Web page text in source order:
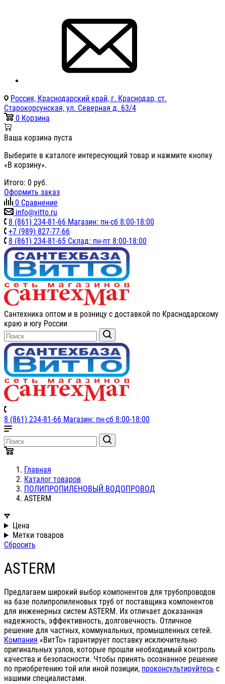
Россия, Краснодарский край, г. Краснодар, ст.
Старокорсунская, ул. Северная д. 63/4
0 Корзина
Ваша корзина пуста
Выберите в каталоге интересующий товар и нажмите кнопку
«В корзину».
Итого: 0 руб.
Оформить заказ
0 Сравнение
info@vitto.ru
8 (861) 234-81-66 Магазин: пн-сб 8:00-18:00
+7 (989) 827-77-66
8 (861) 234-81-65 Склад: пн-пт 8:00-18:00
Сантехника оптом и в розницу с доставкой по Краснодарскому
краю и югу России
8 (861) 234-81-66 Магазин: пн-сб 8:00-18:00
Главная
Каталог товаров
ПОЛИПРОПИЛЕНОВЫЙ ВОДОПРОВОД
ASTERM
Цена
Метки товаров
Сбросить
ASTERM
Предлагаем широкий выбор компонентов для трубопроводов
на базе полипропиленовых труб от поставщика компонентов
для инженерных систем ASTERM. Их отличает доказанная
надежность, эффективность, долговечность. Отличное
решение для частных, коммунальных, промышленных сетей.
Компания «ВитТо» гарантирует поставку исключительно
оригинальных узлов, которые прошли необходимый контроль
качества и безопасности. Чтобы принять осознанное решение
по приобретению той или иной позиции, проконсультируйтесь с
нашими специалистами.